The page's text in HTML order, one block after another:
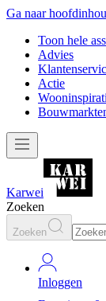
Ga naar
Toon hele
Advies
Actie
Karwei
Zoeken
Zoeken
Inloggen